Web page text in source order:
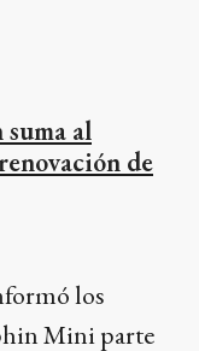
al
de
los
Mini parte